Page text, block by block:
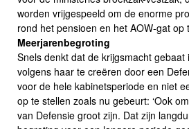
worden vrijgespeeld om de enorme
rond het pensioen en het AOW-gat op
Meerjarenbegroting
Snels denkt dat de krijgsmacht
volgens haar te creëren door een
voor de hele kabinetsperiode en niet
op te stellen zoals nu gebeurt: ‘Ook
van Defensie groot zijn. Dat zijn